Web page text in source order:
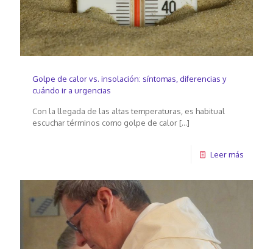
Golpe de calor vs. insolación: síntomas, diferencias y
cuándo ir a urgencias
Con la llegada de las altas temperaturas, es habitual
escuchar términos como golpe de calor […]
Leer más